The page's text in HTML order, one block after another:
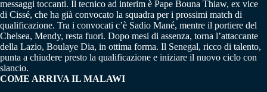
messaggi toccanti. Il tecnico ad interim è Pape Bouna Thiaw, ex vice
di Cissé, che ha già convocato la squadra per i prossimi match di
qualificazione. Tra i convocati c’è Sadio Mané, mentre il portiere del
Chelsea, Mendy, resta fuori. Dopo mesi di assenza, torna l’attaccante
della Lazio, Boulaye Dia, in ottima forma. Il Senegal, ricco di talento,
punta a chiudere presto la qualificazione e iniziare il nuovo ciclo con
slancio.
COME ARRIVA IL MALAWI